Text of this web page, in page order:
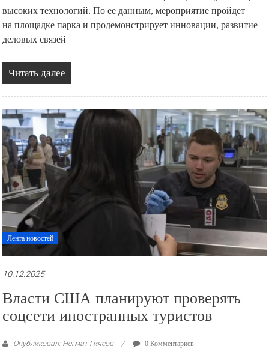
высоких технологий. По ее данным, мероприятие пройдет
на площадке парка и продемонстрирует инновации, развитие
деловых связей
Читать далее
Лента новостей
10.12.2025
Власти США планируют проверять
соцсети иностранных туристов
Опубликовал: Негмат Гиясов 0 Комментариев